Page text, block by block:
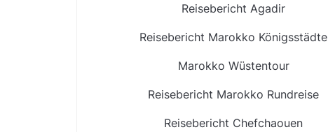
Reisebericht Agadir
Reisebericht Marokko Königsstädte
Marokko Wüstentour
Reisebericht Marokko Rundreise
Reisebericht Chefchaouen